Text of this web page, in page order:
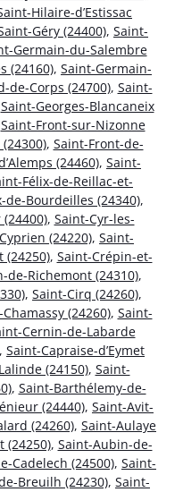
Hilaire-d’Estissac
Géry (24400), Saint-
Germain-du-Salembre
(24160), Saint-Germain-
de-Corps (24700), Saint-
Saint-Georges-Blancaneix
Saint-Front-sur-Nizonne
, Saint-Front-de-
(24460), Saint-
Félix-de-Reillac-et-
de-Bourdeilles (24340),
, Saint-Cyr-les-
(24220), Saint-
(24250), Saint-Crépin-et-
de-Richemont (24310),
, Saint-Cirq (24260),
(24260), Saint-
Cernin-de-Labarde
, Saint-Capraise-d’Eymet
(24150), Saint-
, Saint-Barthélemy-de-
(24440), Saint-Avit-
(24260), Saint-Aulaye
(24250), Saint-Aubin-de-
Cadelech (24500), Saint-
Breuilh (24230), Saint-